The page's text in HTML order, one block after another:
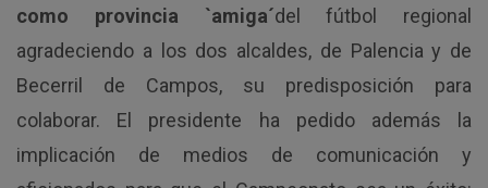
como provincia `amiga´del fútbol regional
agradeciendo a los dos alcaldes, de Palencia y de
Becerril de Campos, su predisposición para
colaborar. El presidente ha pedido además la
implicación de medios de comunicación y